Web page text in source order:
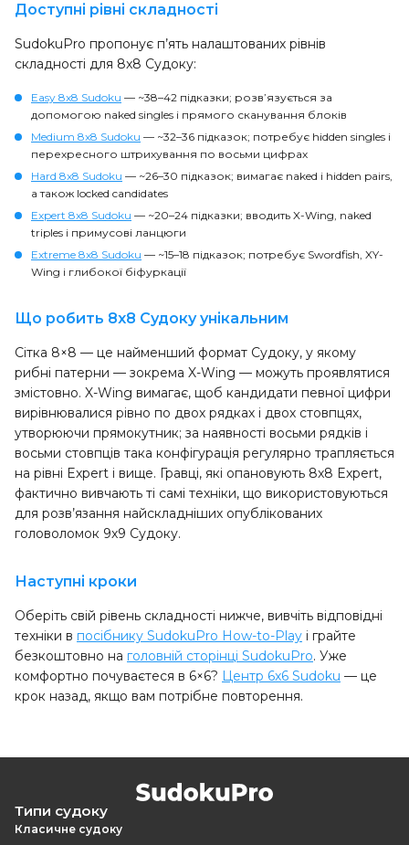
Доступні рівні складності
SudokuPro пропонує п’ять налаштованих рівнів
складності для 8x8 Судоку:
Easy 8x8 Sudoku — ~38–42 підказки; розв’язується за
допомогою naked singles і прямого сканування блоків
Medium 8x8 Sudoku — ~32–36 підказок; потребує hidden singles і
перехресного штрихування по восьми цифрах
Hard 8x8 Sudoku — ~26–30 підказок; вимагає naked і hidden pairs,
а також locked candidates
Expert 8x8 Sudoku — ~20–24 підказки; вводить X-Wing, naked
triples і примусові ланцюги
Extreme 8x8 Sudoku — ~15–18 підказок; потребує Swordfish, XY-
Wing і глибокої біфуркації
Що робить 8x8 Судоку унікальним
Сітка 8×8 — це найменший формат Судоку, у якому
рибні патерни — зокрема X-Wing — можуть проявлятися
змістовно. X-Wing вимагає, щоб кандидати певної цифри
вирівнювалися рівно по двох рядках і двох стовпцях,
утворюючи прямокутник; за наявності восьми рядків і
восьми стовпців така конфігурація регулярно трапляється
на рівні Expert і вище. Гравці, які опановують 8x8 Expert,
фактично вивчають ті самі техніки, що використовуються
для розв’язання найскладніших опублікованих
головоломок 9x9 Судоку.
Наступні кроки
Оберіть свій рівень складності нижче, вивчіть відповідні
техніки в посібнику SudokuPro How-to-Play і грайте
безкоштовно на головній сторінці SudokuPro. Уже
комфортно почуваєтеся в 6×6? Центр 6x6 Sudoku — це
крок назад, якщо вам потрібне повторення.
Типи судоку
Класичне судоку